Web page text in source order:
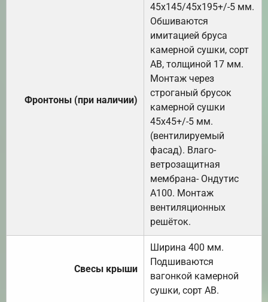
Фронтоны (при наличии)
45х145/45х195+/-5 мм.
Обшиваются
имитацией бруса
камерной сушки, сорт
АВ, толщиной 17 мм.
Монтаж через
строганый брусок
камерной сушки
45х45+/-5 мм.
(вентилируемый
фасад). Влаго-
ветрозащитная
мембрана- Ондутис
А100. Монтаж
вентиляционных
решёток.
Свесы крыши
Ширина 400 мм.
Подшиваются
вагонкой камерной
сушки, сорт АВ.